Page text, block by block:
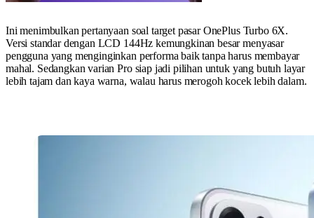
Ini menimbulkan pertanyaan soal target pasar OnePlus Turbo 6X.
Versi standar dengan LCD 144Hz kemungkinan besar menyasar
pengguna yang menginginkan performa baik tanpa harus membayar
mahal. Sedangkan varian Pro siap jadi pilihan untuk yang butuh layar
lebih tajam dan kaya warna, walau harus merogoh kocek lebih dalam.